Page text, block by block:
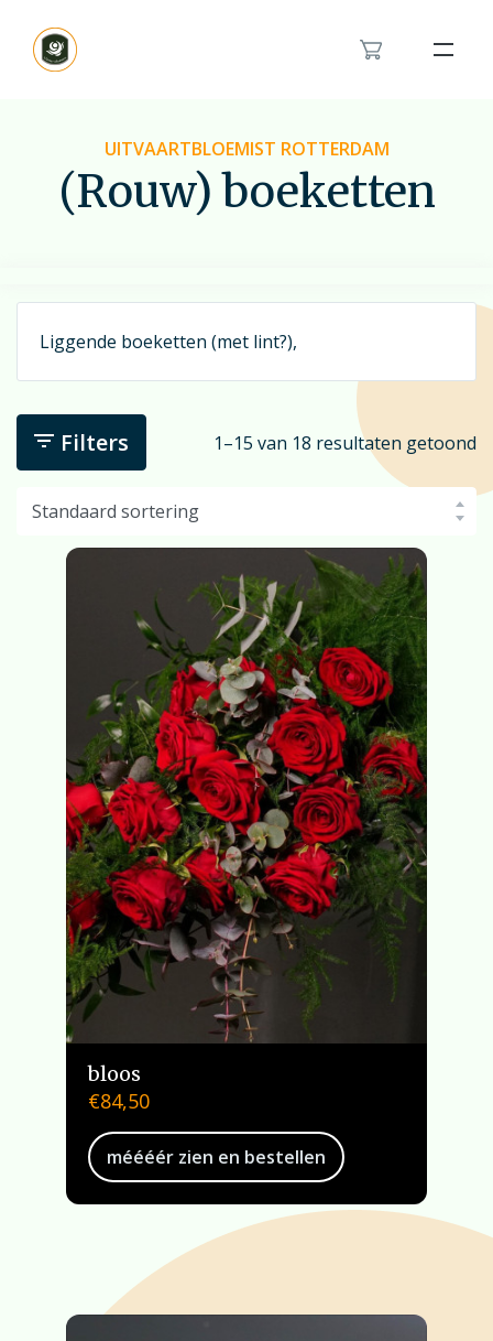
Inspiratie
Modern rouwbloemwerk
Orchidee rouwstuk
Veldboeket
Contact
UITVAARTBLOEMIST ROTTERDAM
(Rouw) boeketten
Liggende boeketten (met lint?),
Filters 1–15 van 18 resultaten getoond
bloos
€84,50
méééér zien en bestellen